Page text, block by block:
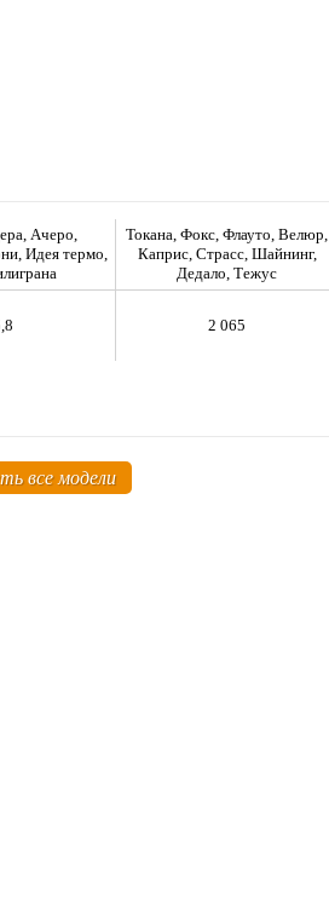
Ачеро,
Идея термо,
Токана, Фокс, Флауто, Велюр,
Каприс, Страсс, Шайнинг,
Дедало, Тежус
2 065
все модели